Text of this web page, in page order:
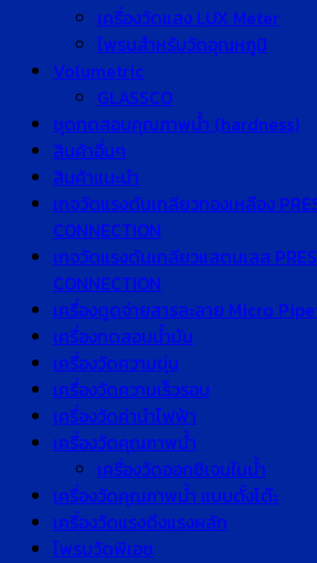
เครื่องวัดแสง LUX Meter
โพรบสำหรับวัดอุณหภูมิ
Volumetric
GLASSCO
ชุดทดสอบคุณภาพน้ำ (hardness)
สินค้าอื่นๆ
สินค้าแนะนำ
เกจวัดแรงดันเกลียวทองเหลือง
CONNECTION
เกจวัดแรงดันเกลียวแสตนเลส
CONNECTION
เครื่องดูดจ่ายสารละลาย Micro
เครื่องทดสอบน้ำมัน
เครื่องวัดความขุ่น
เครื่องวัดความเร็วรอบ
เครื่องวัดค่านำไฟฟ้า
เครื่องวัดคุณภาพน้ำ
เครื่องวัดออกซิเจนในน้ำ
เครื่องวัดคุณภาพน้ำ แบบตั้งโต๊ะ
เครื่องวัดแรงดึงแรงผลัก
โพรบวัดพีเอช